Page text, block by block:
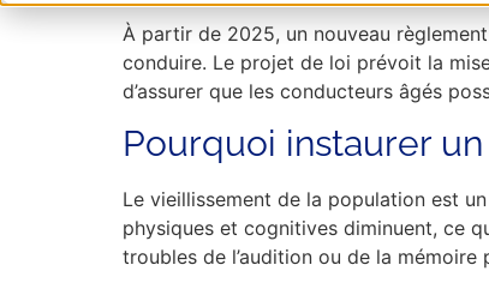
À partir de 2025, un nouveau
conduire. Le projet de loi prévoit la
d’assurer que les conducteurs âgés
Pourquoi instaurer
Le vieillissement de la population est
physiques et cognitives diminuent, ce
troubles de l’audition ou de la mémoire